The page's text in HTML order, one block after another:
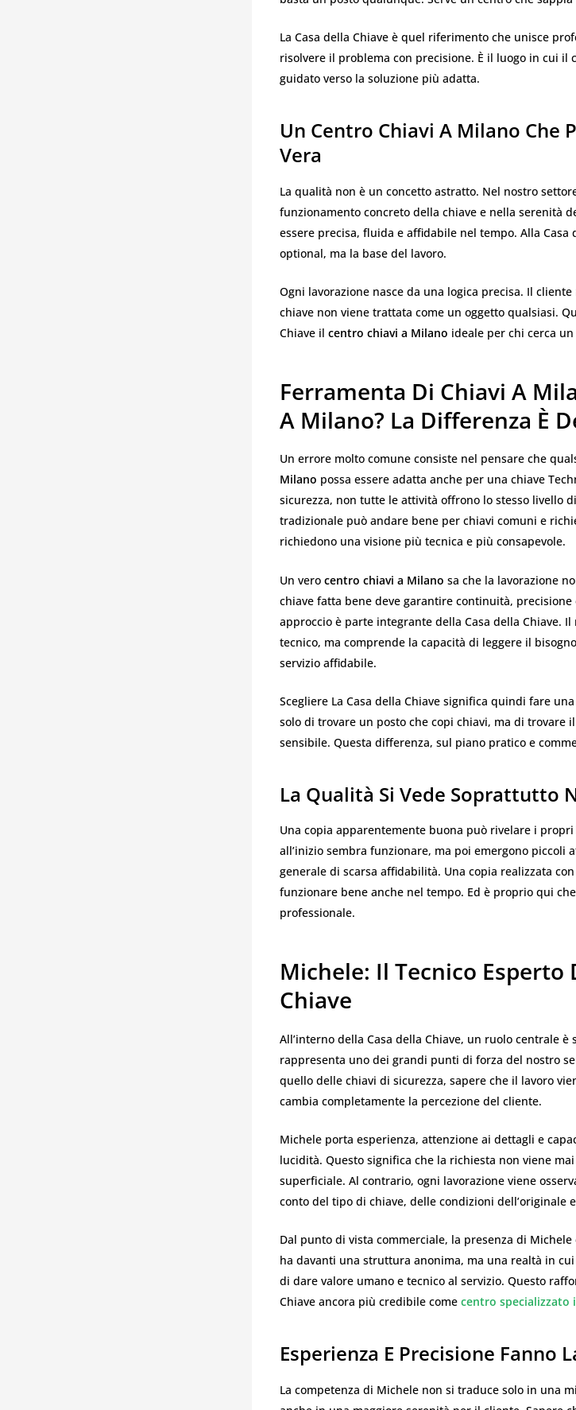
La Casa della Chiave è quel riferimento che unisce
risolvere il problema con precisione. È il luogo in cui il
guidato verso la soluzione più adatta.
Un Centro Chiavi A Milano Che
Vera
La qualità non è un concetto astratto. Nel nostro
funzionamento concreto della chiave e nella serenità
essere precisa, fluida e affidabile nel tempo. Alla
optional, ma la base del lavoro.
Ogni lavorazione nasce da una logica precisa. Il
chiave non viene trattata come un oggetto qualsiasi.
Chiave il centro chiavi a Milano ideale per chi cerca
Ferramenta Di Chiavi A
A Milano? La Differenza È
Un errore molto comune consiste nel pensare che
Milano possa essere adatta anche per una chiave
sicurezza, non tutte le attività offrono lo stesso livello
tradizionale può andare bene per chiavi comuni e
richiedono una visione più tecnica e più consapevole.
Un vero centro chiavi a Milano sa che la lavorazione
chiave fatta bene deve garantire continuità, precisione
approccio è parte integrante della Casa della Chiave.
tecnico, ma comprende la capacità di leggere il
servizio affidabile.
Scegliere La Casa della Chiave significa quindi fare
solo di trovare un posto che copi chiavi, ma di trovare
sensibile. Questa differenza, sul piano pratico e
La Qualità Si Vede Soprattutto
Una copia apparentemente buona può rivelare i
all’inizio sembra funzionare, ma poi emergono
generale di scarsa affidabilità. Una copia realizzata
funzionare bene anche nel tempo. Ed è proprio qui
professionale.
Michele: Il Tecnico Esperto
Chiave
All’interno della Casa della Chiave, un ruolo centrale è
rappresenta uno dei grandi punti di forza del nostro
quello delle chiavi di sicurezza, sapere che il lavoro
cambia completamente la percezione del cliente.
Michele porta esperienza, attenzione ai dettagli e
lucidità. Questo significa che la richiesta non viene
superficiale. Al contrario, ogni lavorazione viene
conto del tipo di chiave, delle condizioni dell’originale
Dal punto di vista commerciale, la presenza di
ha davanti una struttura anonima, ma una realtà in
di dare valore umano e tecnico al servizio. Questo
Chiave ancora più credibile come centro specializzato
Esperienza E Precisione Fanno
La competenza di Michele non si traduce solo in una